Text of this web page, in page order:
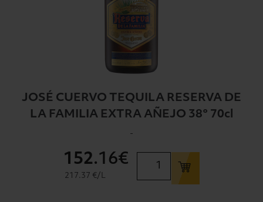
JOSÉ CUERVO TEQUILA RESERVA DE
LA FAMILIA EXTRA AÑEJO 38° 70cl
-
152.16€
217.37 €/L